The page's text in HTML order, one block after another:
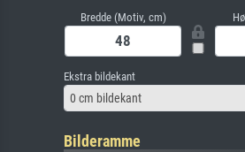
Bredde (Motiv, cm)
Ekstra bildekant
0 cm bildekant
Bilderamme